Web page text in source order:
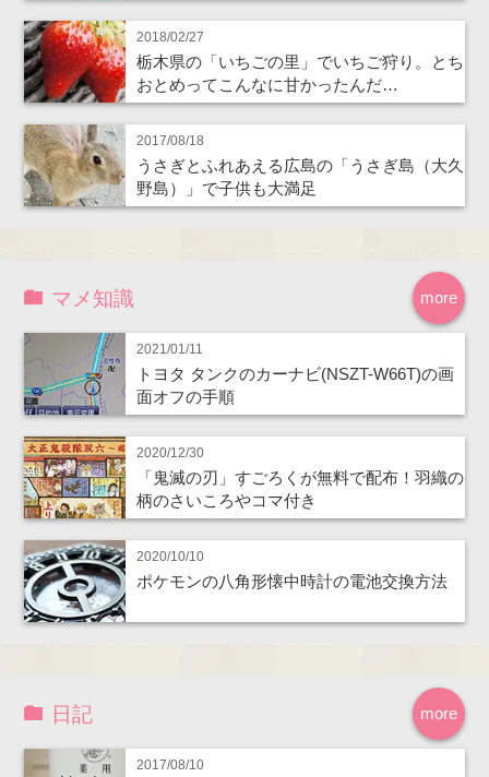
2018/02/27
栃木県の「いちごの里」でいちご狩り。とち
おとめってこんなに甘かったんだ…
2017/08/18
うさぎとふれあえる広島の「うさぎ島（大久
野島）」で子供も大満足
more
マメ知識
2021/01/11
トヨタ タンクのカーナビ(NSZT-W66T)の画
面オフの手順
2020/12/30
「鬼滅の刃」すごろくが無料で配布！羽織の
柄のさいころやコマ付き
2020/10/10
ポケモンの八角形懐中時計の電池交換方法
more
日記
2017/08/10